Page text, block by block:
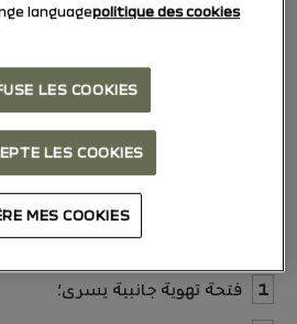
1 فتحة تهوية جانبية يسرى؛
languagepolitique des cookies.
LES COOKIES
LES COOKIES
MES COOKIES